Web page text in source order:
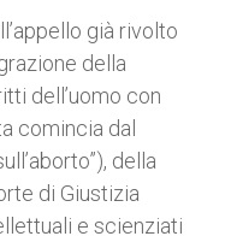
già rivolto
della
dell’uomo con
comincia dal
della
di Giustizia
e scienziati